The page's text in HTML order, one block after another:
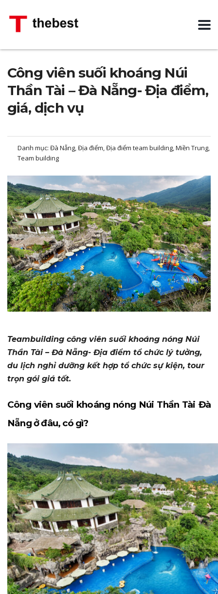
Công viên suối khoáng Núi
Thần Tài – Đà Nẵng- Địa điểm,
giá, dịch vụ
Danh mục: Đà Nẵng, Địa điểm, Địa điểm team building, Miền Trung,
Team building
Teambuilding công viên suối khoáng nóng Núi
Thần Tài – Đà Nẵng- Địa điểm tổ chức lý tưởng,
du lịch nghỉ dưỡng kết hợp tổ chức sự kiện, tour
trọn gói giá tốt.
Công viên suối khoáng nóng Núi Thần Tài Đà
Nẵng ở đâu, có gì?